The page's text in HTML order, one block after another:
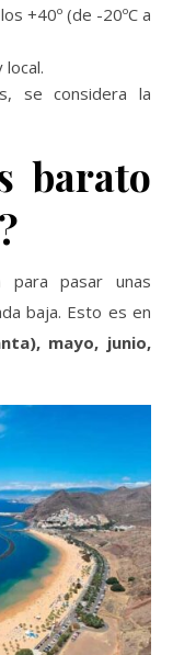
+40º (de -20ºC a
local.
se considera la
barato
para pasar unas
baja. Esto es en
mayo, junio,